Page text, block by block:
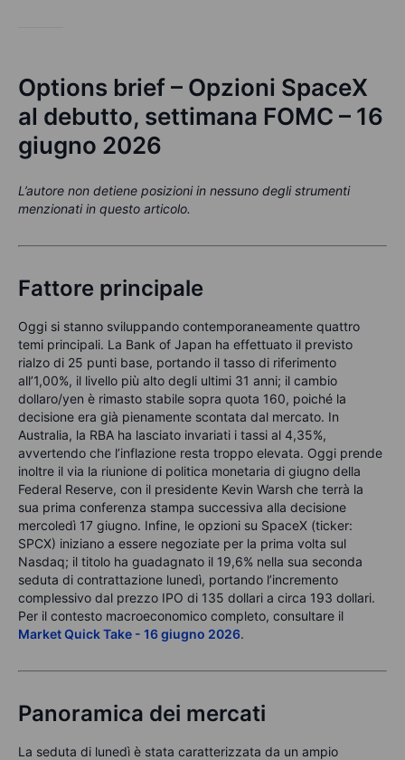
Options brief – Opzioni SpaceX
al debutto, settimana FOMC – 16
giugno 2026
L’autore non detiene posizioni in nessuno degli strumenti
menzionati in questo articolo.
Fattore principale
Oggi si stanno sviluppando contemporaneamente quattro
temi principali. La Bank of Japan ha effettuato il previsto
rialzo di 25 punti base, portando il tasso di riferimento
all’1,00%, il livello più alto degli ultimi 31 anni; il cambio
dollaro/yen è rimasto stabile sopra quota 160, poiché la
decisione era già pienamente scontata dal mercato. In
Australia, la RBA ha lasciato invariati i tassi al 4,35%,
avvertendo che l’inflazione resta troppo elevata. Oggi prende
inoltre il via la riunione di politica monetaria di giugno della
Federal Reserve, con il presidente Kevin Warsh che terrà la
sua prima conferenza stampa successiva alla decisione
mercoledì 17 giugno. Infine, le opzioni su SpaceX (ticker:
SPCX) iniziano a essere negoziate per la prima volta sul
Nasdaq; il titolo ha guadagnato il 19,6% nella sua seconda
seduta di contrattazione lunedì, portando l’incremento
complessivo dal prezzo IPO di 135 dollari a circa 193 dollari.
Per il contesto macroeconomico completo, consultare il
Market Quick Take - 16 giugno 2026.
Panoramica dei mercati
La seduta di lunedì è stata caratterizzata da un ampio